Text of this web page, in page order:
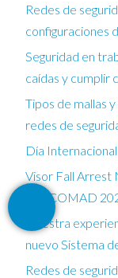
Redes de
configuraciones
Seguridad en
caídas y cumplir
Tipos de mallas
redes de
Día
Visor Fall Arrest
FESCOMAD
Nuestra
nuevo Sistema
Redes de